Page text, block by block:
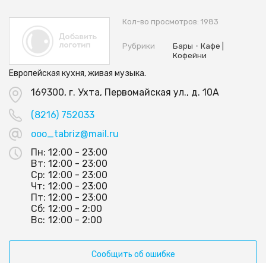
Кол-во просмотров: 1983
Рубрики Бары • Кафе |
Кофейни
Европейская кухня, живая музыка.
169300, г. Ухта, Первомайская ул., д. 10А
(8216) 752033
ooo_tabriz@mail.ru
Пн: 12:00 - 23:00
Вт: 12:00 - 23:00
Ср: 12:00 - 23:00
Чт: 12:00 - 23:00
Пт: 12:00 - 23:00
Сб: 12:00 - 2:00
Вс: 12:00 - 2:00
Сообщить об ошибке